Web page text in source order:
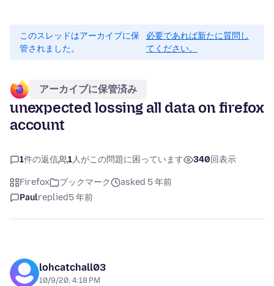
このスレッドはアーカイブに保
管されました。
必要であれば新たに質問し
てください。
アーカイブに保管済み
unexpected lossing all data on firefox
account
1件の返信 1人がこの問題に困っています 340回表示
Firefox ブックマーク
asked 5 年前
Paulreplied5 年前
lohcatchall03
10/9/20, 4:18 PM